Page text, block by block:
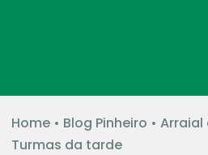
Home• Blog Pinheiro • Arraial
Turmas da tarde